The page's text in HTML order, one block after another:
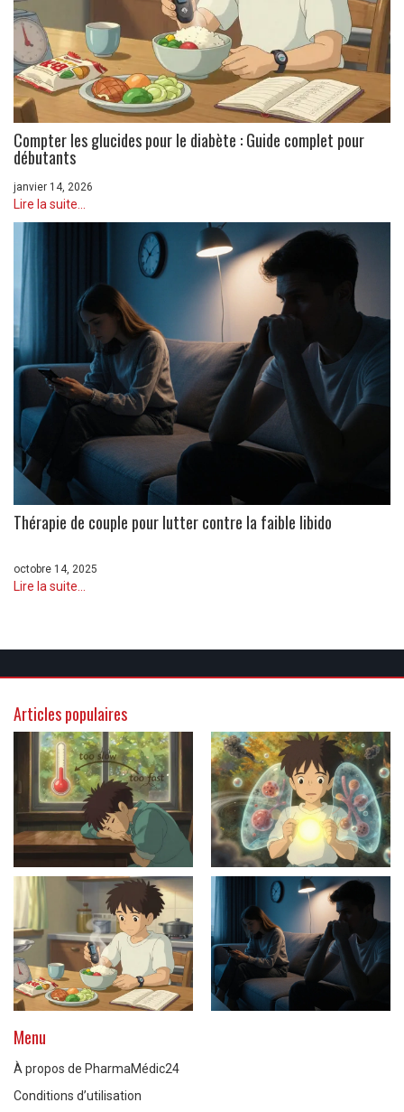
Compter les glucides pour le diabète : Guide complet pour
débutants
janvier 14, 2026
Lire la suite...
Thérapie de couple pour lutter contre la faible libido
octobre 14, 2025
Lire la suite...
Articles populaires
Menu
À propos de PharmaMédic24
Conditions d’utilisation